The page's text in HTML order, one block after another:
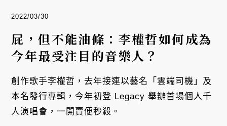
2022/03/30
屁，但不能油條：李權哲如何成為
今年最受注目的音樂人？
創作歌手李權哲，去年接連以藝名「雲端司機」及
本名發行專輯，今年初登 Legacy 舉辦首場個人千
人演唱會，一開賣便秒殺。